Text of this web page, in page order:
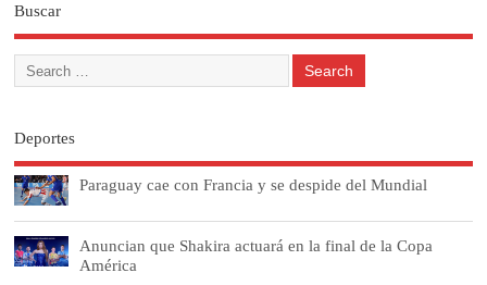
Buscar
Deportes
Paraguay cae con Francia y se despide del Mundial
Anuncian que Shakira actuará en la final de la Copa
América